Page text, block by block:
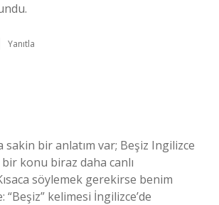
Yanıtla
sakin bir anlatım var; Beşiz Ingilizce
konu biraz daha canlı
söylemek gerekirse benim
kelimesi İngilizce’de